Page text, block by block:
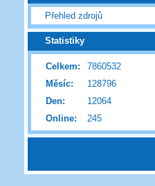
Přehled zdrojů
Statistiky
Online: 245
Celkem:
7860532
Měsíc:
128796
Den:
12064